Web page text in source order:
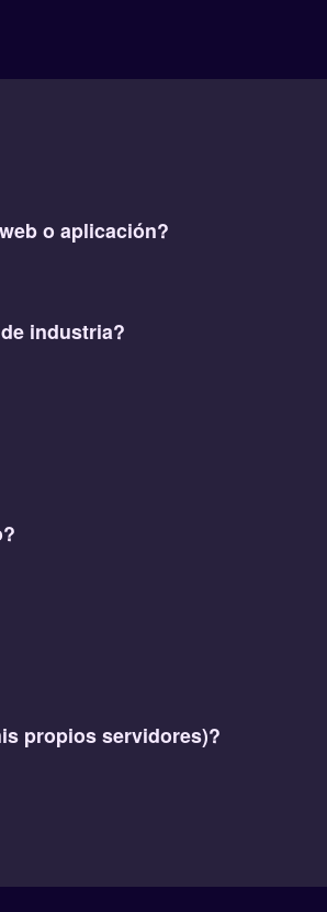
o aplicación?
industria?
propios servidores)?